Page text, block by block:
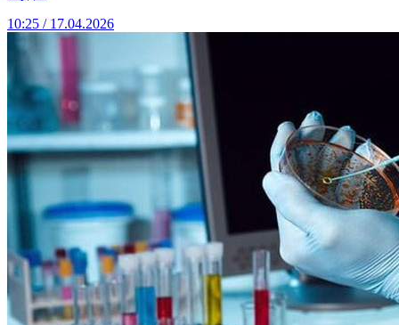
10:25 / 17.04.2026